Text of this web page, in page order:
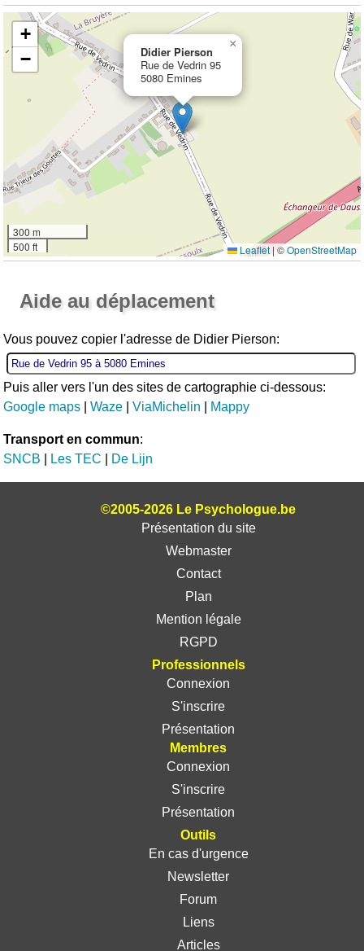
Didier Pierson
Rue de Vedrin 95
5080 Emines
×
+
−
300 m
500 ft
Leaflet|©OpenStreetMap
Aide au déplacement
Vous pouvez copier l'adresse de Didier Pierson:
Puis aller vers l'un des sites de cartographie ci-dessous:
Google maps |Waze |ViaMichelin Mappy
Transport en commun:
SNCB
Les TEC De Lijn
©2005-2026 Le Psychologue.be
Présentation du site
Webmaster
Contact
Plan
Mention légale
RGPD
Professionnels
Connexion
S'inscrire
Présentation
Membres
Connexion
S'inscrire
Présentation
Outils
En cas d'urgence
Newsletter
Forum
Liens
Articles